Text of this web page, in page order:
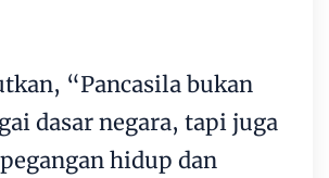
“Pancasila bukan
dasar negara, tapi juga
hidup dan